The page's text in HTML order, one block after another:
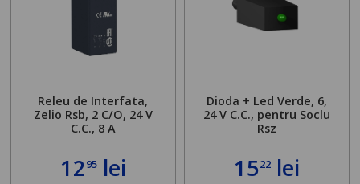
Releu de Interfata,
Zelio Rsb, 2 C/O, 24 V
C.C., 8 A
1295lei
Dioda + Led Verde, 6,
24 V C.C., pentru Soclu
Rsz
1522 lei